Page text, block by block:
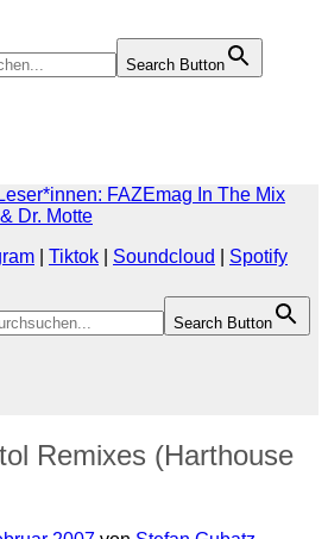
Search Button
Search Button
FAZEmag In The Mix
Dr. Motte
Tiktok Soundcloud
Spotify
Remixes (Harthouse